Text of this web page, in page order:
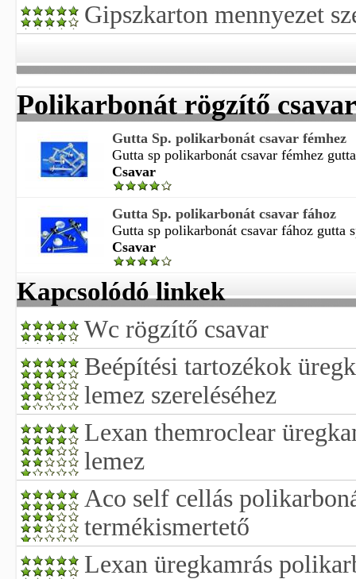
Gipszkarton mennyezet
Polikarbonát rögzítő csavar
Gutta Sp. polikarbonát csavar fémhez
Gutta sp polikarbonát csavar fémhez
Csavar
Gutta Sp. polikarbonát csavar fához
Gutta sp polikarbonát csavar fához gutta
Csavar
Kapcsolódó linkek
Wc rögzítő csavar
Beépítési tartozékok
lemez szereléséhez
Lexan themroclear
lemez
Aco self cellás
termékismertető
Lexan üregkamrás